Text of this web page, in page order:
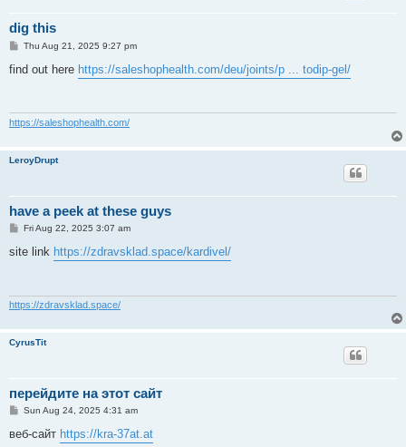
dig this
P
s
Thu Aug 21, 2025 9:27 pm
find out here https://saleshophealth.com/deu/joints/p ... todip-gel/
https://saleshophealth.com/
LeroyDrupt
have a peek at these guys
P
s
Fri Aug 22, 2025 3:07 am
site link https://zdravsklad.space/kardivel/
https://zdravsklad.space/
CyrusTit
перейдите на этот сайт
P
s
Sun Aug 24, 2025 4:31 am
веб-сайт https://kra-37at.at